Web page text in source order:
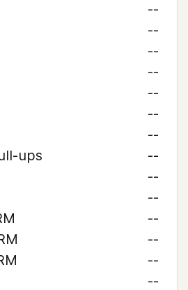
--
--
--
--
--
--
--
ups
--
--
--
--
--
--
--